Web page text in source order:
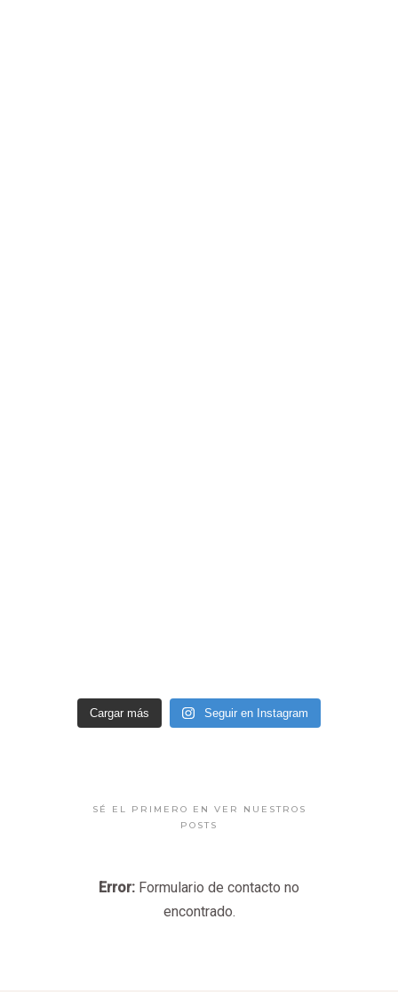
Cargar más Seguir en Instagram
SÉ EL PRIMERO EN VER NUESTROS
POSTS
Error: Formulario de contacto no
encontrado.